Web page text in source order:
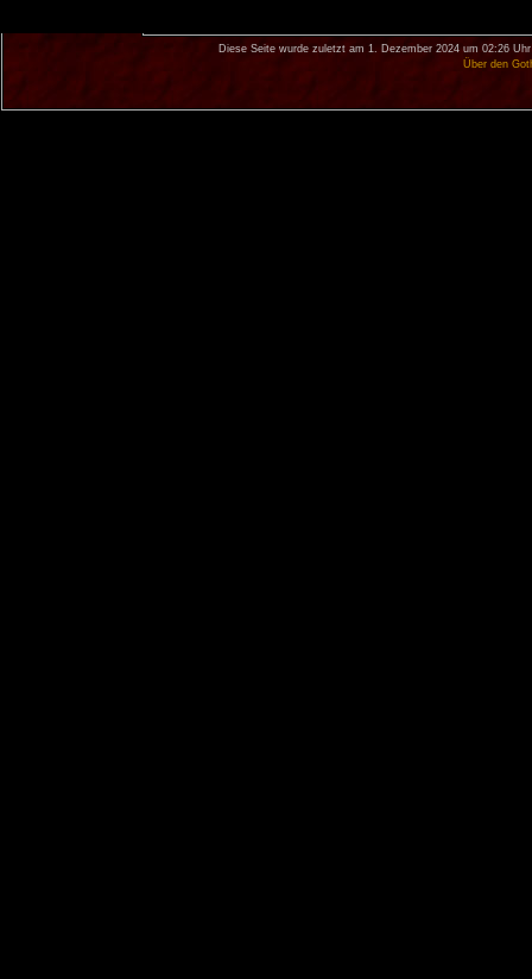
Diese Seite wurde zuletzt am 1. Dezember 2024 um 02:26
Über den